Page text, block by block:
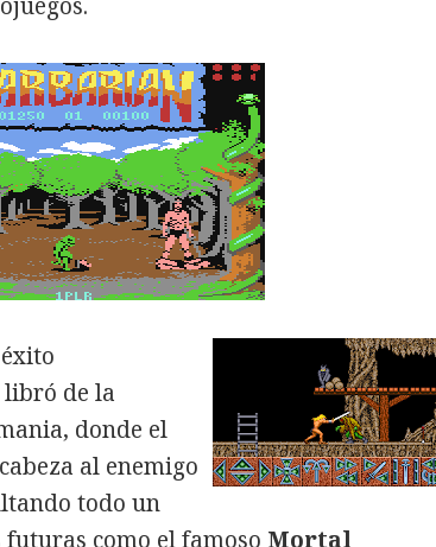
de la
donde el
al enemigo
todo un
como el famoso Mortal